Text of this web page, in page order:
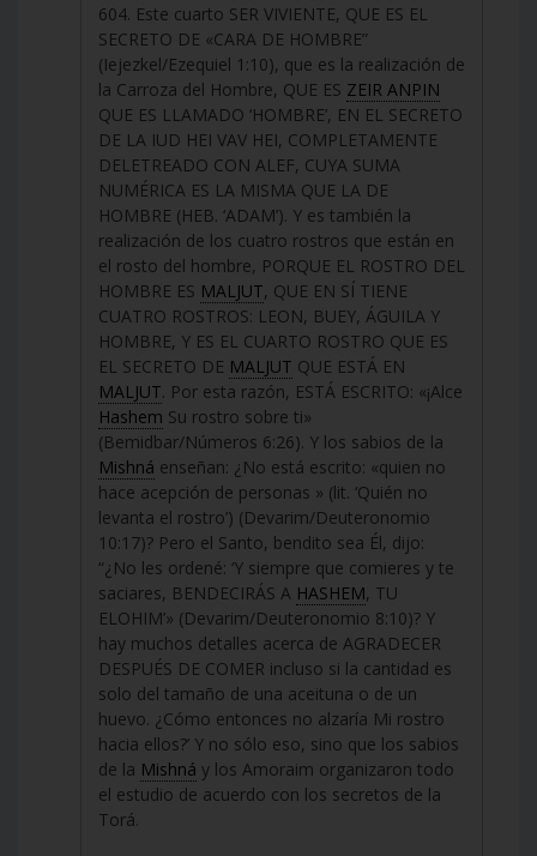
604. Este cuarto SER VIVIENTE, QUE ES EL
SECRETO DE «CARA DE HOMBRE”
(Iejezkel/Ezequiel 1:10), que es la realización de
la Carroza del Hombre, QUE ES ZEIR ANPIN
QUE ES LLAMADO ‘HOMBRE’, EN EL SECRETO
DE LA IUD HEI VAV HEI, COMPLETAMENTE
DELETREADO CON ALEF, CUYA SUMA
NUMÉRICA ES LA MISMA QUE LA DE
HOMBRE (HEB. ‘ADAM’). Y es también la
realización de los cuatro rostros que están en
el rosto del hombre, PORQUE EL ROSTRO DEL
HOMBRE ES MALJUT, QUE EN SÍ TIENE
CUATRO ROSTROS: LEON, BUEY, ÁGUILA Y
HOMBRE, Y ES EL CUARTO ROSTRO QUE ES
EL SECRETO DE MALJUT QUE ESTÁ EN
MALJUT. Por esta razón, ESTÁ ESCRITO: «¡Alce
Hashem Su rostro sobre ti»
(Bemidbar/Números 6:26). Y los sabios de la
Mishná enseñan: ¿No está escrito: «quien no
hace acepción de personas » (lit. ‘Quién no
levanta el rostro’) (Devarim/Deuteronomio
10:17)? Pero el Santo, bendito sea Él, dijo:
“¿No les ordené: ‘Y siempre que comieres y te
saciares, BENDECIRÁS A HASHEM, TU
ELOHIM’» (Devarim/Deuteronomio 8:10)? Y
hay muchos detalles acerca de AGRADECER
DESPUÉS DE COMER incluso si la cantidad es
solo del tamaño de una aceituna o de un
huevo. ¿Cómo entonces no alzaría Mi rostro
hacia ellos?’ Y no sólo eso, sino que los sabios
de la Mishná y los Amoraim organizaron todo
el estudio de acuerdo con los secretos de la
Torá.